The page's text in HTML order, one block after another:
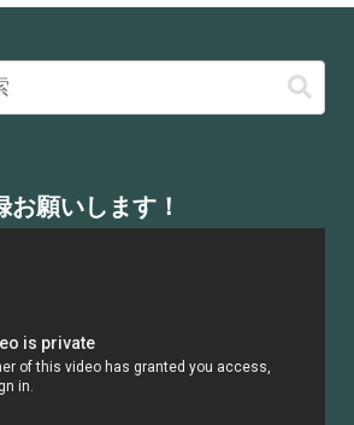
願いします！